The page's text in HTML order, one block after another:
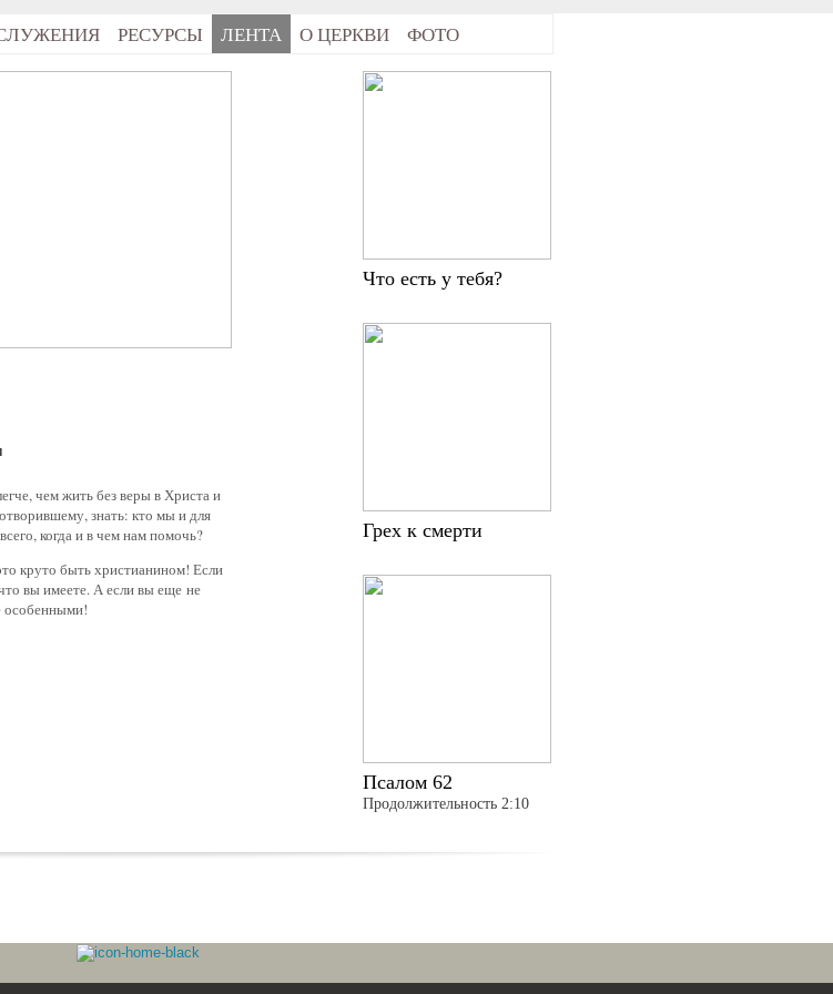
РЕСУРСЫ ЛЕНТА О ЦЕРКВИ ФОТО
чем жить без веры в Христа и
знать: кто мы и для
когда и в чем нам помочь?
круто быть христианином! Если
вы имеете. А если вы еще не
особенными!
Что есть у тебя?
Грех к смерти
Псалом 62
Продолжительность 2:10